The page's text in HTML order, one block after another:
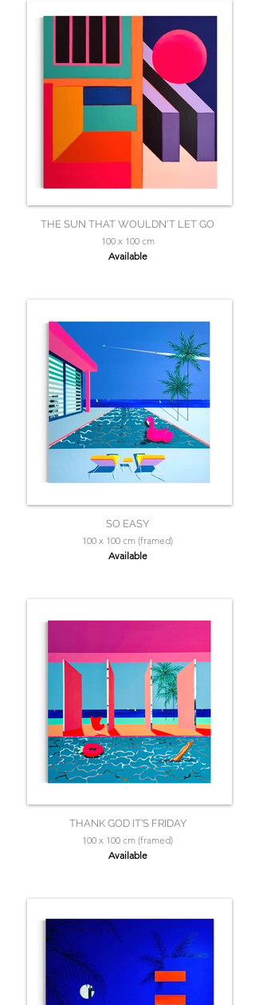
THE SUN THAT WOULDN'T LET GO
100 x 100 cm
Available
SO EASY
100 x 100 cm (framed)
Available
THANK GOD IT’S FRIDAY
100 x 100 cm (framed)
Available